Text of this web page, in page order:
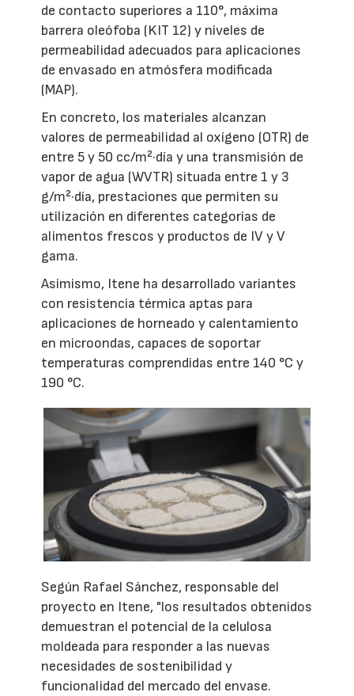
de contacto superiores a 110°, máxima
barrera oleófoba (KIT 12) y niveles de
permeabilidad adecuados para aplicaciones
de envasado en atmósfera modificada
(MAP).
En concreto, los materiales alcanzan
valores de permeabilidad al oxígeno (OTR) de
entre 5 y 50 cc/m²·día y una transmisión de
vapor de agua (WVTR) situada entre 1 y 3
g/m²·día, prestaciones que permiten su
utilización en diferentes categorías de
alimentos frescos y productos de IV y V
gama.
Asimismo, Itene ha desarrollado variantes
con resistencia térmica aptas para
aplicaciones de horneado y calentamiento
en microondas, capaces de soportar
temperaturas comprendidas entre 140 °C y
190 °C.
Según Rafael Sánchez, responsable del
proyecto en Itene, "los resultados obtenidos
demuestran el potencial de la celulosa
moldeada para responder a las nuevas
necesidades de sostenibilidad y
funcionalidad del mercado del envase.